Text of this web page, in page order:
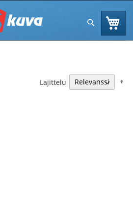
Hae
Lajittelu